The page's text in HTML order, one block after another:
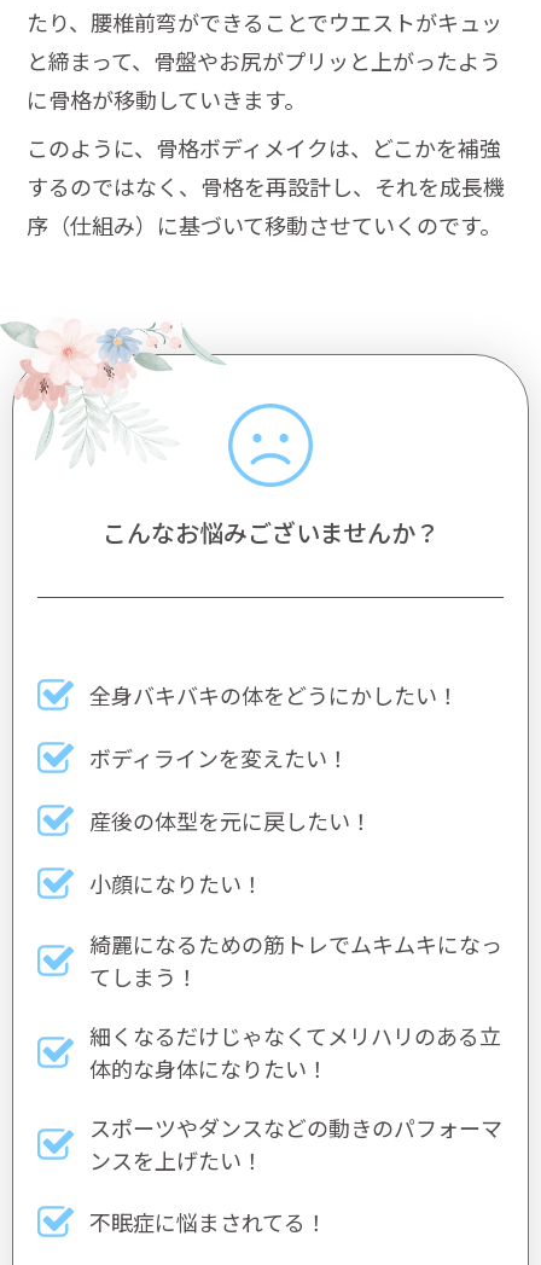
たり、腰椎前弯ができることでウエストがキュッ
と締まって、骨盤やお尻がプリッと上がったよう
に骨格が移動していきます。
このように、骨格ボディメイクは、どこかを補強
するのではなく、骨格を再設計し、それを成長機
序（仕組み）に基づいて移動させていくのです。
こんなお悩みございませんか？
全身バキバキの体をどうにかしたい！
ボディラインを変えたい！
産後の体型を元に戻したい！
小顔になりたい！
綺麗になるための筋トレでムキムキになっ
てしまう！
細くなるだけじゃなくてメリハリのある立
体的な身体になりたい！
スポーツやダンスなどの動きのパフォーマ
ンスを上げたい！
不眠症に悩まされてる！